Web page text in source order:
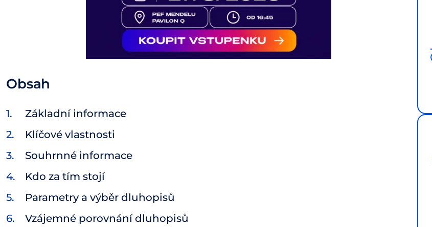
Obsah
Základní informace
Klíčové vlastnosti
Souhrnné informace
Kdo za tím stojí
Parametry a výběr dluhopisů
Vzájemné porovnání dluhopisů